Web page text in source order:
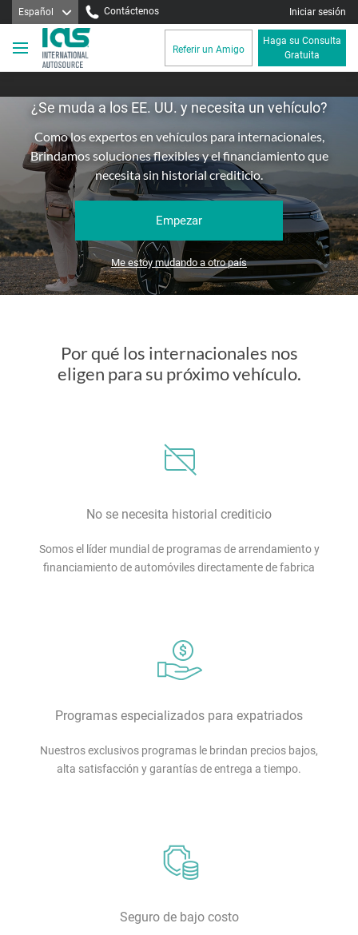
Español Iniciar sesión
Contáctenos
Haga su Consulta
Gratuita
Referir un Amigo
¿Se muda a los EE. UU. y necesita un vehículo?
Como los expertos en vehículos para internacionales,
Brindamos soluciones flexibles y el financiamiento que
necesitasin historial crediticio.
Empezar
Me estoy mudando a otro país
Por qué los internacionales nos
eligen para su próximo vehículo.
No se necesita historial crediticio
Somos el líder mundial de programas de arrendamiento y
financiamiento de automóviles directamente de fabrica
Programas especializados para expatriados
Nuestros exclusivos programas le brindan precios bajos,
alta satisfacción y garantías de entrega a tiempo.
Seguro de bajo costo